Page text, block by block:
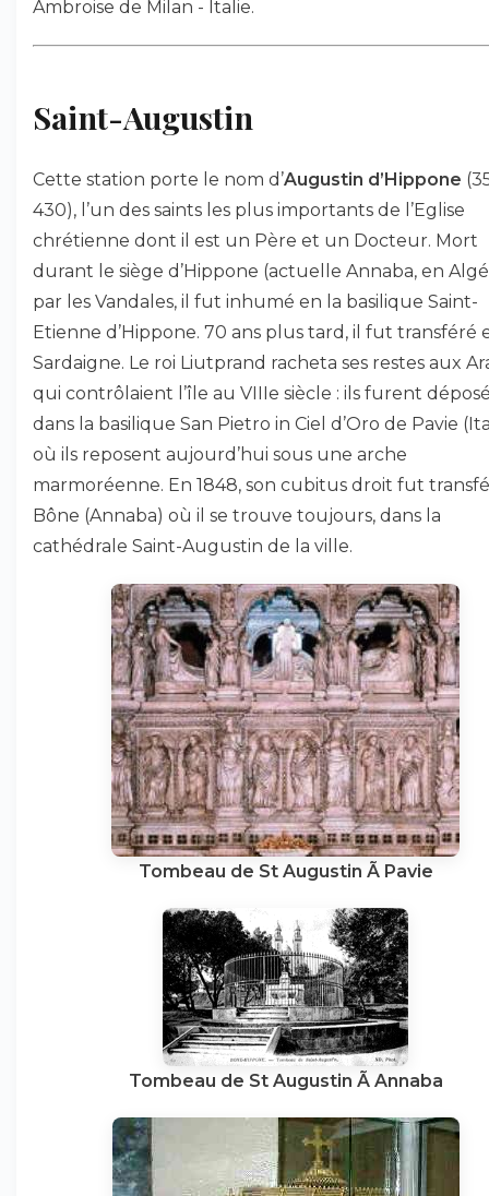
Ambroise de Milan - Italie.
Saint-Augustin
Cette station porte le nom d’Augustin d’Hippone
430), l’un des saints les plus importants de l’Eglise
chrétienne dont il est un Père et un Docteur. Mort
durant le siège d’Hippone (actuelle Annaba, en
par les Vandales, il fut inhumé en la basilique Saint-
Etienne d’Hippone. 70 ans plus tard, il fut transféré
Sardaigne. Le roi Liutprand racheta ses restes aux
qui contrôlaient l’île au VIIIe siècle : ils furent
dans la basilique San Pietro in Ciel d’Oro de Pavie
où ils reposent aujourd’hui sous une arche
marmoréenne. En 1848, son cubitus droit fut
Bône (Annaba) où il se trouve toujours, dans la
cathédrale Saint-Augustin de la ville.
Tombeau de St Augustin Ã Pavie
Tombeau de St Augustin Ã Annaba